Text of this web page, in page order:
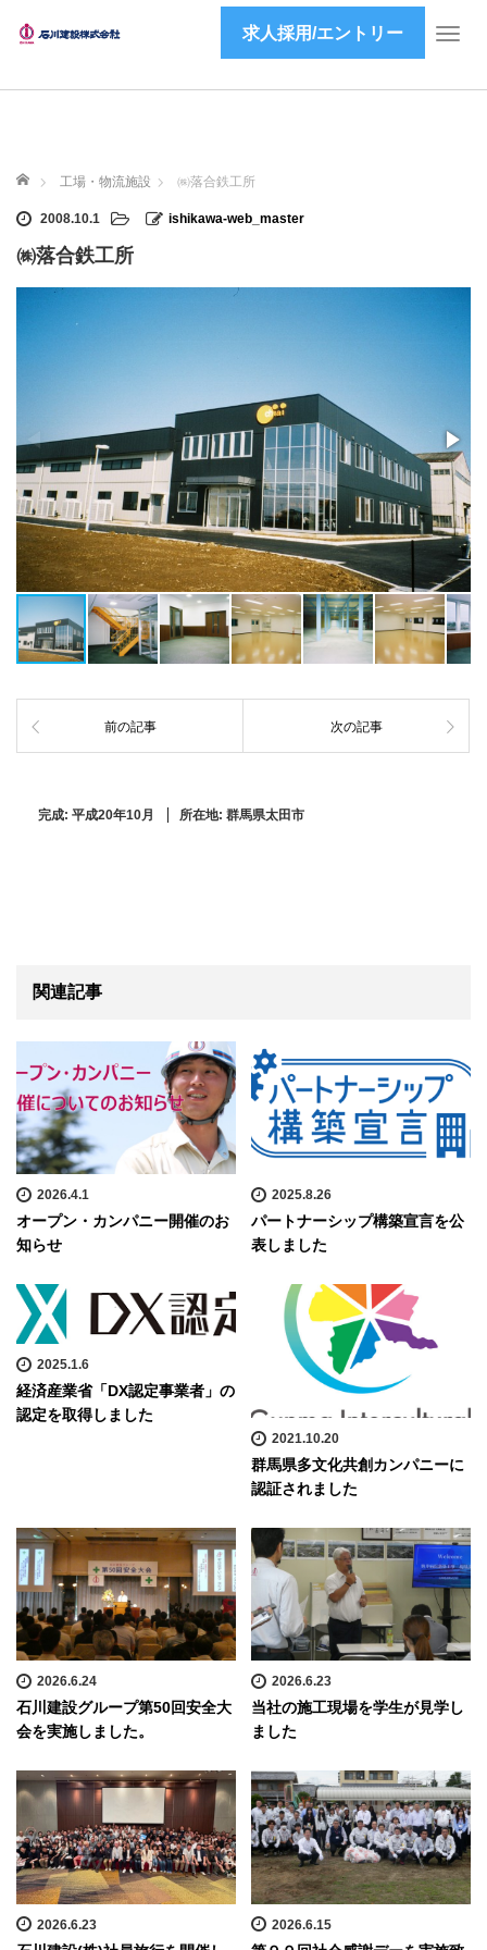
T
求人採用/エントリー
ホーム 工場・物流施設 ㈱落合鉄工所
2008.10.1 ishikawa-web_master
㈱落合鉄工所
前の記事 次の記事
完成: 平成20年10月 所在地: 群馬県太田市
関連記事
2026.4.1
オープン・カンパニー開催のお
知らせ
2025.8.26
パートナーシップ構築宣言を公
表しました
2025.1.6
経済産業省「DX認定事業者」の
認定を取得しました
2021.10.20
群馬県多文化共創カンパニーに
認証されました
2026.6.24
石川建設グループ第50回安全大
会を実施しました。
2026.6.23
当社の施工現場を学生が見学し
ました
2026.6.23 2026.6.15